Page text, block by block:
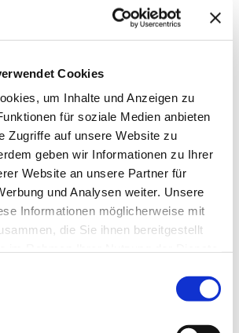
Cookies
um Inhalte und Anzeigen zu
für soziale Medien anbieten
Zugriffe auf unsere Website zu
geben wir Informationen zu Ihrer
Website an unsere Partner für
und Analysen weiter. Unsere
Informationen möglicherweise mit
die Sie ihnen bereitgestellt
Etwas ist schiefgelaufen
NG 25kg
NG gekörnt ist ein hochwertiges,
zur Ergänzung der
Lebenswoche sowie zu wirtschaftseigenem
für Lämmermast und Aufzucht
zur Muttermilch
ermöglichen Sie einen idealen Start in das
eigenen sich zur Fütterung an Schafe und